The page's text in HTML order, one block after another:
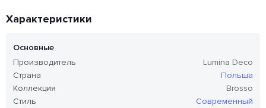
Характеристики
Основные
Производитель
Lumina Deco
Страна
Польша
Коллекция
Brosso
Стиль
Современный